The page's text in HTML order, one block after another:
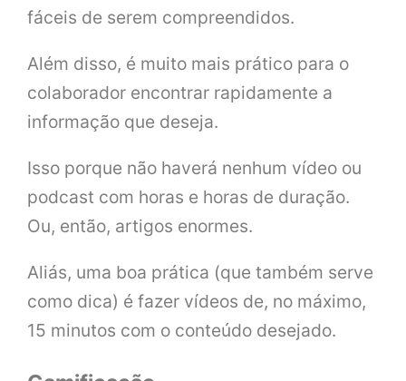
fáceis de serem compreendidos.
Além disso, é muito mais prático para o
colaborador encontrar rapidamente a
informação que deseja.
Isso porque não haverá nenhum vídeo ou
podcast com horas e horas de duração.
Ou, então, artigos enormes.
Aliás, uma boa prática (que também serve
como dica) é fazer vídeos de, no máximo,
15 minutos com o conteúdo desejado.